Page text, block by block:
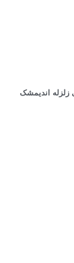
زلزله اندیمشک